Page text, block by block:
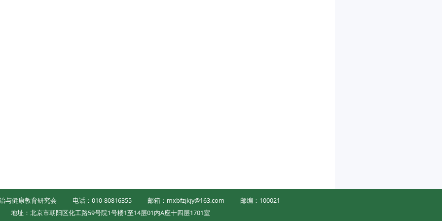
与健康教育研究会 电话：010-80816355 邮箱：mxbfzjkjy@163.com
邮编：100021
地址：北京市朝阳区化工路59号院1号楼1至14层01内A座十四层1701室